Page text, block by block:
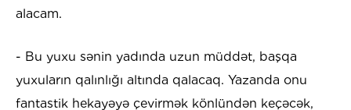
alacam.
- Bu yuxu sənin yadında uzun müddət, başqa
yuxuların qalınlığı altında qalacaq. Yazanda onu
fantastik hekayəyə çevirmək könlündən keçəcək,